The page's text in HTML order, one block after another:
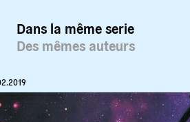
Dans la même serie
Des mêmes auteurs